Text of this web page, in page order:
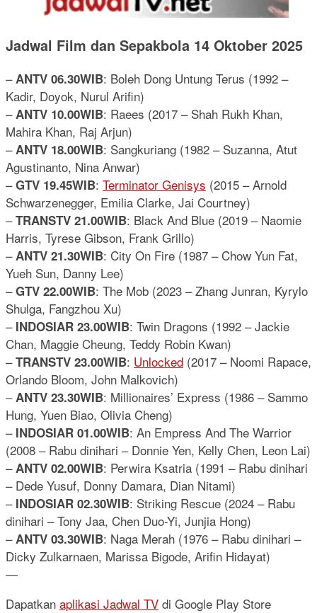
Jadwal Film dan Sepakbola 14 Oktober 2025
–ANTV 06.30WIB: Boleh Dong Untung Terus (1992 –
Kadir, Doyok, Nurul Arifin)
–ANTV 10.00WIB: Raees (2017 – Shah Rukh Khan,
Mahira Khan, Raj Arjun)
–ANTV 18.00WIB: Sangkuriang (1982 – Suzanna, Atut
Agustinanto, Nina Anwar)
–GTV 19.45WIB: Terminator Genisys (2015 – Arnold
Schwarzenegger, Emilia Clarke, Jai Courtney)
–TRANSTV 21.00WIB: Black And Blue (2019 – Naomie
Harris, Tyrese Gibson, Frank Grillo)
–ANTV 21.30WIB: City On Fire (1987 – Chow Yun Fat,
Yueh Sun, Danny Lee)
–GTV 22.00WIB: The Mob (2023 – Zhang Junran, Kyrylo
Shulga, Fangzhou Xu)
– INDOSIAR 23.00WIB: Twin Dragons (1992 – Jackie
Chan, Maggie Cheung, Teddy Robin Kwan)
–TRANSTV 23.00WIB: Unlocked (2017 – Noomi Rapace,
Orlando Bloom, John Malkovich)
–ANTV 23.30WIB: Millionaires’ Express (1986 – Sammo
Hung, Yuen Biao, Olivia Cheng)
– INDOSIAR 01.00WIB: An Empress And The Warrior
(2008 – Rabu dinihari – Donnie Yen, Kelly Chen, Leon Lai)
–ANTV 02.00WIB: Perwira Ksatria (1991 – Rabu dinihari
– Dede Yusuf, Donny Damara, Dian Nitami)
– INDOSIAR 02.30WIB: Striking Rescue (2024 – Rabu
dinihari – Tony Jaa, Chen Duo-Yi, Junjia Hong)
–ANTV 03.30WIB: Naga Merah (1976 – Rabu dinihari –
Dicky Zulkarnaen, Marissa Bigode, Arifin Hidayat)
—
Dapatkan aplikasi Jadwal TV di Google Play Store